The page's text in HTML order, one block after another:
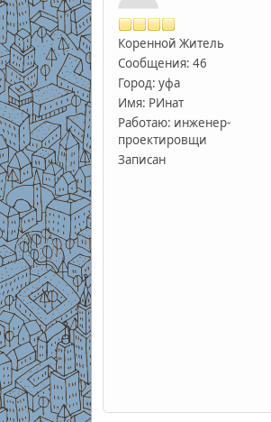
Коренной Житель
Сообщения: 46
Город: уфа
Имя: РИнат
Работаю: инженер-
проектировщи
Записан